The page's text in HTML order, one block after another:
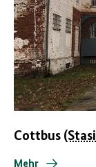
Cottbus (Stasi
Mehr